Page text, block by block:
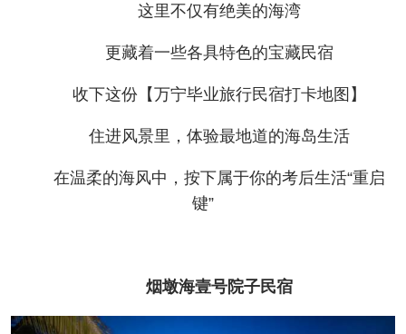
这里不仅有绝美的海湾
更藏着一些各具特色的宝藏民宿
收下这份【万宁毕业旅行民宿打卡地图】
住进风景里，体验最地道的海岛生活
在温柔的海风中，按下属于你的考后生活“重启
键”
烟墩海壹号院子民宿